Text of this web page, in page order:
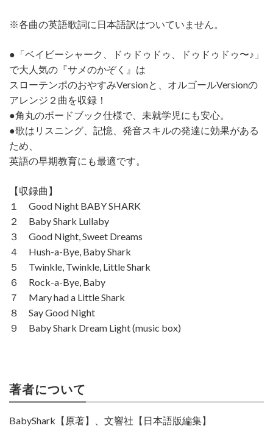
※各曲の英語歌詞に日本語訳はついていません。
●「ベイビーシャーク、ドゥドゥドゥ、ドゥドゥドゥ〜♪」
で大人気の『サメのかぞく』は
スローテンポのおやすみVersionと、オルゴールVersionの
アレンジ２曲を収録！
●角丸のボードブック仕様で、未就学児にも安心。
●歌はリスニング、記憶、発音スキルの発達に効果がある
ため、
英語の早期教育にも最適です。
【収録曲】
１ Good Night BABY SHARK
２ Baby Shark Lullaby
３ Good Night, Sweet Dreams
４ Hush-a-Bye, Baby Shark
５ Twinkle, Twinkle, Little Shark
６ Rock-a-Bye, Baby
７ Mary had a Little Shark
８ Say Good Night
９ Baby Shark Dream Light (music box)
著者について
BabyShark【原著】、文響社【日本語版編集】